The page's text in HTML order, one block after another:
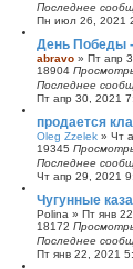
Последнее
Пн июл 26, 2021
День Победы -
abravo » Пт апр
18904
Последнее
Пт апр 30, 2021
продается
Oleg Zzelek » Чт
19345
Последнее
Чт апр 29, 2021
Чугунные
Polina » Пт янв
18172
Последнее
Пт янв 22, 2021